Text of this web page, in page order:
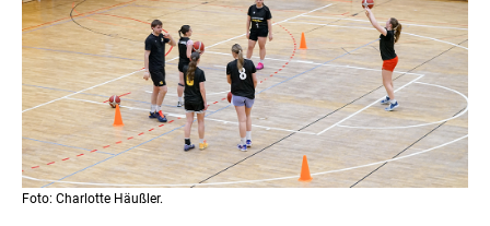
Foto: Charlotte Häußler.